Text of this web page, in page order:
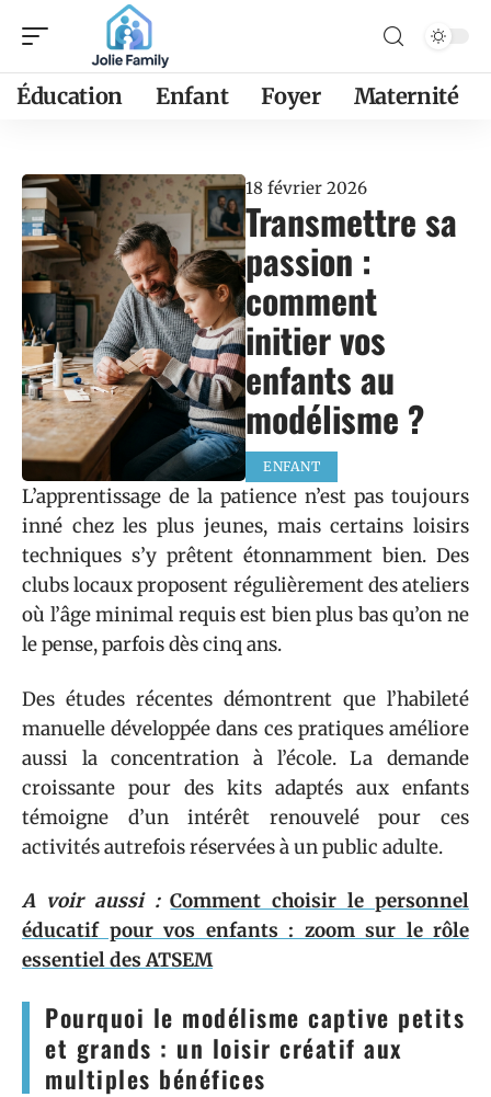
Éducation Enfant Foyer Maternité
18 février 2026
Transmettre sa
passion :
comment
initier vos
enfants au
modélisme ?
ENFANT
L’apprentissage de la patience n’est pas toujours
inné chez les plus jeunes, mais certains loisirs
techniques s’y prêtent étonnamment bien. Des
clubs locaux proposent régulièrement des ateliers
où l’âge minimal requis est bien plus bas qu’on ne
le pense, parfois dès cinq ans.
Des études récentes démontrent que l’habileté
manuelle développée dans ces pratiques améliore
aussi la concentration à l’école. La demande
croissante pour des kits adaptés aux enfants
témoigne d’un intérêt renouvelé pour ces
activités autrefois réservées à un public adulte.
A voir aussi : Comment choisir le personnel
éducatif pour vos enfants : zoom sur le rôle
essentiel des ATSEM
Pourquoi le modélisme captive petits
et grands : un loisir créatif aux
multiples bénéfices